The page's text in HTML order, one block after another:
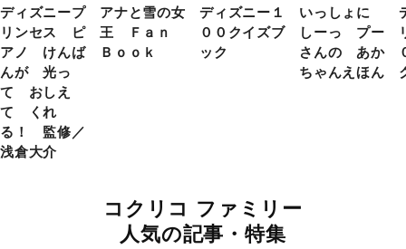
ディズニープ
リンセス ピ
アノ けんば
んが 光っ
て おしえ
て くれ
る！ 監修／
浅倉大介
アナと雪の女
王 Ｆａｎ
Ｂｏｏｋ
ディズニー１
００クイズブ
ック
いっしょに
しーっ プー
さんの あか
ちゃんえほん
コクリコ ファミリー
人気の記事・特集